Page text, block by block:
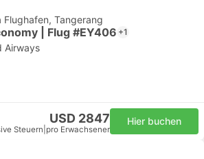
Flughafen, Tangerang
| Flug #EY406 +1
Airways
USD 2847
Steuern pro Erwachsener
Hier buchen